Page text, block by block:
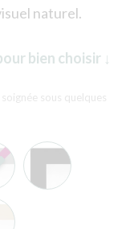
naturel.
bien choisir ↓
sous quelques